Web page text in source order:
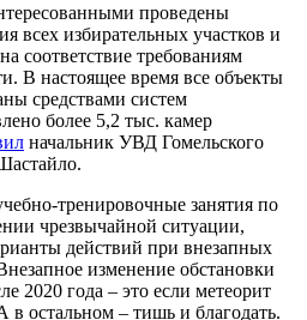
проведены
всех избирательных участков и
соответствие требованиям
В настоящее время все объекты
средствами систем
более 5,2 тыс. камер
начальник УВД Гомельского
тренировочные занятия по
чрезвычайной ситуации,
действий при внезапных
изменение обстановки
2020 года – это если метеорит
в остальном – тишь и благодать.